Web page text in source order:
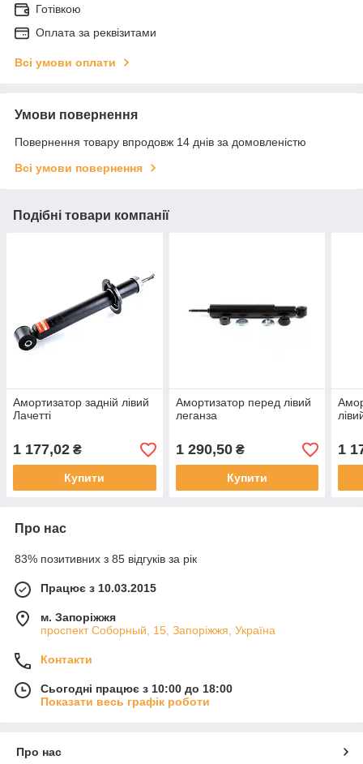
Готівкою
Оплата за реквізитами
Всі умови оплати
Умови повернення
Повернення товару впродовж 14 днів за домовленістю
Всі умови повернення
Подібні товари компанії
Амортизатор задній лівий
Лачетті
1 177,02 ₴
Купити
Амортизатор перед лівий
леганза
1 290,50₴
Купити
1
Про нас
83% позитивних з 85 відгуків за рік
Працює з 10.03.2015
м. Запоріжжя
проспект Соборный, 15, Запоріжжя, Україна
Контакти
Сьогодні працює з 10:00 до 18:00
Показати весь графік роботи
Про нас